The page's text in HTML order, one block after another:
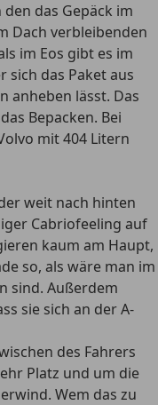
das Gepäck im
Dach verbleibenden
im Eos gibt es im
sich das Paket aus
anheben lässt. Das
Bepacken. Bei
mit 404 Litern
weit nach hinten
Cabriofeeling auf
kaum am Haupt,
so, als wäre man im
sind. Außerdem
sie sich an der A-
des Fahrers
Platz und um die
Wem das zu